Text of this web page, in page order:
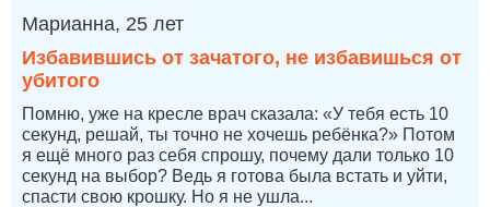
Марианна, 25 лет
Избавившись от зачатого, не избавишься от
убитого
Помню, уже на кресле врач сказала: «У тебя есть 10
секунд, решай, ты точно не хочешь ребёнка?» Потом
я ещё много раз себя спрошу, почему дали только 10
секунд на выбор? Ведь я готова была встать и уйти,
спасти свою крошку. Но я не ушла...